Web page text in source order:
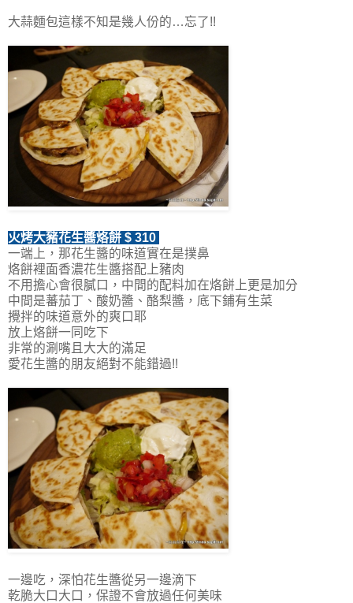
大蒜麵包這樣不知是幾人份的…忘了!!
火烤大豬花生醬烙餅 $ 310
一端上，那花生醬的味道實在是撲鼻
烙餅裡面香濃花生醬搭配上豬肉
不用擔心會很膩口，中間的配料加在烙餅上更是加分
中間是蕃茄丁、酸奶醬、酪梨醬，底下鋪有生菜
攪拌的味道意外的爽口耶
放上烙餅一同吃下
非常的涮嘴且大大的滿足
愛花生醬的朋友絕對不能錯過!!
一邊吃，深怕花生醬從另一邊滴下
乾脆大口大口，保證不會放過任何美味